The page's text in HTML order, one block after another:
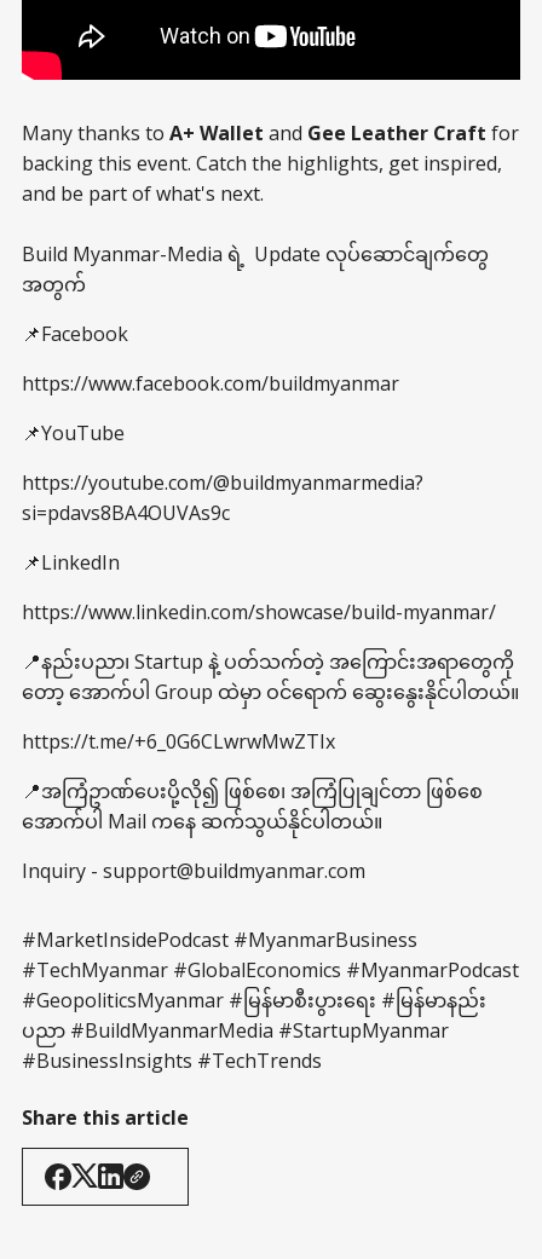
Many thanks to A+ Wallet and Gee Leather Craft for
backing this event. Catch the highlights, get inspired,
and be part of what's next.
Build Myanmar-Media ရဲ့ Update လုပ်ဆောင်ချက်တွေ
အတွက်
📌Facebook
https://www.facebook.com/buildmyanmar
📌YouTube
https://youtube.com/@buildmyanmarmedia?
si=pdavs8BA4OUVAs9c
📌LinkedIn
https://www.linkedin.com/showcase/build-myanmar/
📍နည်းပညာ၊ Startup နဲ့ ပတ်သက်တဲ့ အကြောင်းအရာတွေကို
တော့ အောက်ပါ Group ထဲမှာ ဝင်ရောက် ဆွေးနွေးနိုင်ပါတယ်။
https://t.me/+6_0G6CLwrwMwZTIx
📍အကြံဥာဏ်ပေးပို့လို၍ ဖြစ်စေ၊ အကြံပြုချင်တာ ဖြစ်စေ
အောက်ပါ Mail ကနေ ဆက်သွယ်နိုင်ပါတယ်။
Inquiry - support@buildmyanmar.com
#MarketInsidePodcast #MyanmarBusiness
#TechMyanmar #GlobalEconomics #MyanmarPodcast
#GeopoliticsMyanmar #မြန်မာစီးပွားရေး #မြန်မာနည်း
ပညာ #BuildMyanmarMedia #StartupMyanmar
#BusinessInsights #TechTrends
Share this article